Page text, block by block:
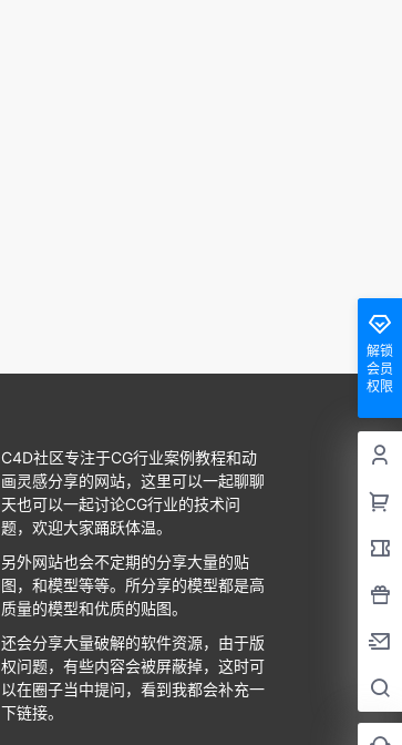
解锁
会员
权限
C4D社区专注于CG行业案例教程和动
画灵感分享的网站，这里可以一起聊聊
天也可以一起讨论CG行业的技术问
题，欢迎大家踊跃体温。
另外网站也会不定期的分享大量的贴
图，和模型等等。所分享的模型都是高
质量的模型和优质的贴图。
还会分享大量破解的软件资源，由于版
权问题，有些内容会被屏蔽掉，这时可
以在圈子当中提问，看到我都会补充一
下链接。